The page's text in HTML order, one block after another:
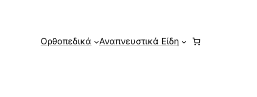
Ορθοπεδικά Αναπνευστικά Είδη